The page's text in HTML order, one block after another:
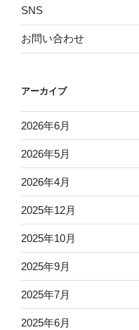
SNS
お問い合わせ
アーカイブ
2026年6月
2026年5月
2026年4月
2025年12月
2025年10月
2025年9月
2025年7月
2025年6月